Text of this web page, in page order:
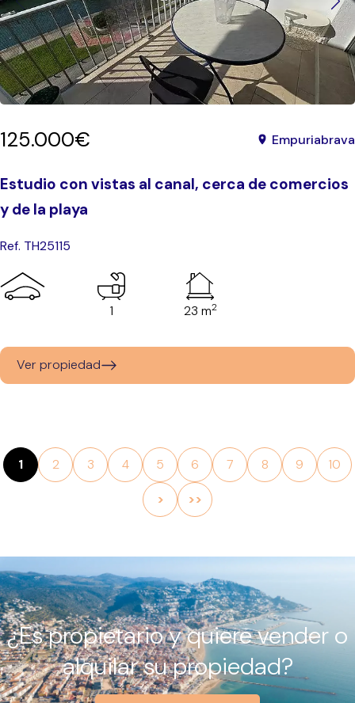
125.000€ Empuriabrava
Estudio con vistas al canal, cerca de comercios
y de la playa
Ref. TH25115
1 23 m2
Ver propiedad
1 2 3 4 5 6 7 8 9 10
> >>
¿Es propietario y quiere vender o
alquilar su propiedad?